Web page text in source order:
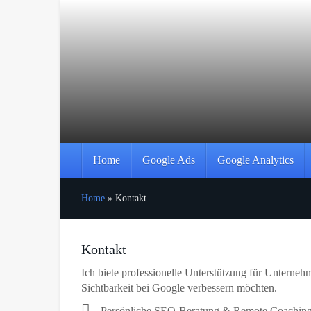
Home Google Ads Google Analytics
Home » Kontakt
Kontakt
Ich biete professionelle Unterstützung für
Sichtbarkeit bei Google verbessern möchten.